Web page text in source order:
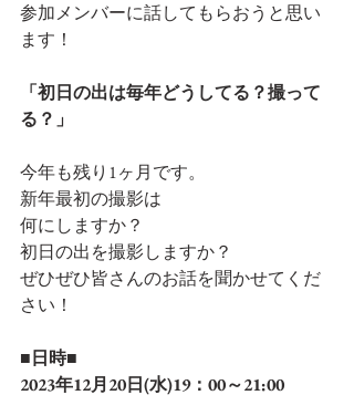
参加メンバーに話してもらおうと思い
ます！
「初日の出は毎年どうしてる？撮って
る？」
今年も残り1ヶ月です。
新年最初の撮影は
何にしますか？
初日の出を撮影しますか？
ぜひぜひ皆さんのお話を聞かせてくだ
さい！
■日時■
2023年12月20日(水)19：00～21:00